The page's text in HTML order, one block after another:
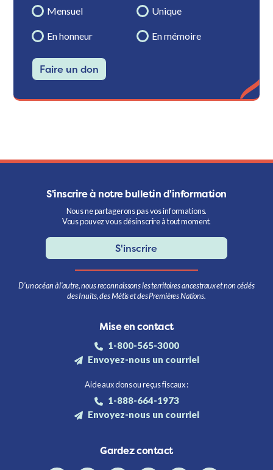
Mensuel Unique
En honneur En mémoire
Faire un don
S'inscrire à notre bulletin d'information
Nous ne partagerons pas vos informations.
Vous pouvez vous désinscrire à tout moment.
S'inscrire
D’un océan à l’autre, nous reconnaissons les territoires ancestraux et non cédés
des Inuits, des Métis et des Premières Nations.
Mise en contact
1-800-565-3000
Envoyez-nous un courriel
Aide aux dons ou reçus fiscaux :
1-888-664-1973
Envoyez-nous un courriel
Gardez contact